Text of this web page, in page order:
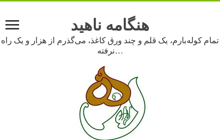
هنگامه ناهید
تمام کوله‌بارم، یک قلم و چند ورق کاغذ، می‌گذرم از هزار و یک راه
نرفته…